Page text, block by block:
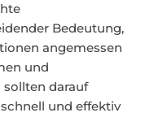
Bedeutung,
angemessen
und
darauf
und effektiv